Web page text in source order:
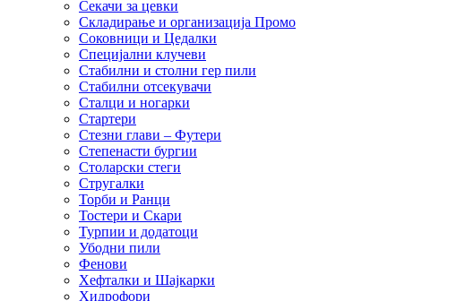
Секачи за цевки
Складирање и организација Промо
Соковници и Цедалки
Специјални клучеви
Стабилни и столни гер пили
Стабилни отсекувачи
Сталци и ногарки
Стартери
Стезни глави – Футери
Степенасти бургии
Столарски стеги
Стругалки
Торби и Ранци
Тостери и Скари
Турпии и додатоци
Убодни пили
Фенови
Хефталки и Шајкарки
Хидрофори